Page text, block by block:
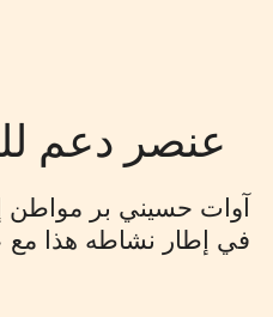
عنصر دعم للوحدة ٨٤٠ في
في إطار نشاطه هذا مع